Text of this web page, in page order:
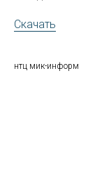
Скачать
нтц мик-информ